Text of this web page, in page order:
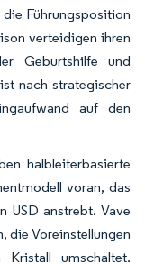
Führungsposition
verteidigen ihren
Geburtshilfe und
nach strategischer
auf den
halbleiterbasierte
voran, das
USD anstrebt. Vave
die Voreinstellungen
Kristall umschaltet.